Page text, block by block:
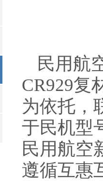
民用航
CR929复
为依托，
于民机型
民用航空
遵循互惠